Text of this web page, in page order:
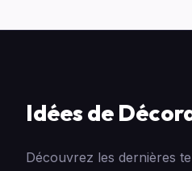
Idées de
Découvrez les dernières